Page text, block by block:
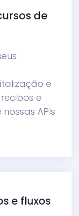
de
e
e
APIs
e fluxos